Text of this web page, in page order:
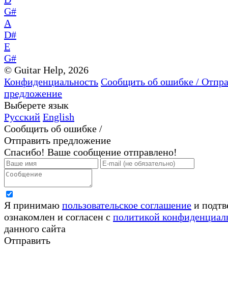
G#
A
D#
E
G#
© Guitar Help, 2026
Конфиденциальность Сообщить об ошибке /
предложение
Выберете язык
Русский English
Сообщить об ошибке /
Отправить предложение
Спасибо! Ваше сообщение отправлено!
Я принимаю пользовательское соглашение и
ознакомлен и согласен с политикой
данного сайта
Отправить